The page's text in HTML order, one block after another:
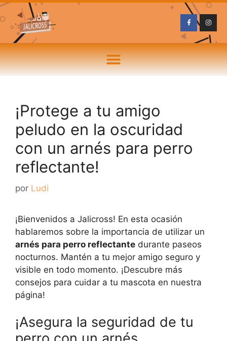
¡Protege a tu amigo
peludo en la oscuridad
con un arnés para perro
reflectante!
por Ludi
¡Bienvenidos a Jalicross! En esta ocasión
hablaremos sobre la importancia de utilizar un
arnés para perro reflectante durante paseos
nocturnos. Mantén a tu mejor amigo seguro y
visible en todo momento. ¡Descubre más
consejos para cuidar a tu mascota en nuestra
página!
¡Asegura la seguridad de tu